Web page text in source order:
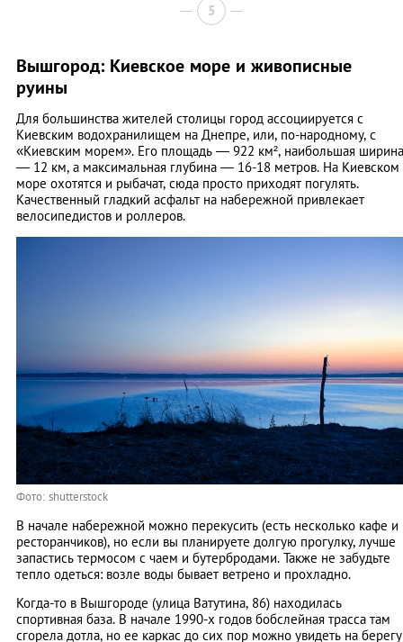
5
Вышгород: Киевское море и живописные
руины
Для большинства жителей столицы город ассоциируется с
Киевским водохранилищем на Днепре, или, по-народному, с
«Киевским морем». Его площадь — 922 км², наибольшая ширина
— 12 км, а максимальная глубина — 16-18 метров. На Киевском
море охотятся и рыбачат, сюда просто приходят погулять.
Качественный гладкий асфальт на набережной привлекает
велосипедистов и роллеров.
Фото: shutterstock
В начале набережной можно перекусить (есть несколько кафе и
ресторанчиков), но если вы планируете долгую прогулку, лучше
запастись термосом с чаем и бутербродами. Также не забудьте
тепло одеться: возле воды бывает ветрено и прохладно.
Когда-то в Вышгороде (улица Ватутина, 86) находилась
спортивная база. В начале 1990-х годов бобслейная трасса там
сгорела дотла, но ее каркас до сих пор можно увидеть на берегу